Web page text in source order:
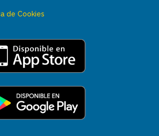
de Cookies